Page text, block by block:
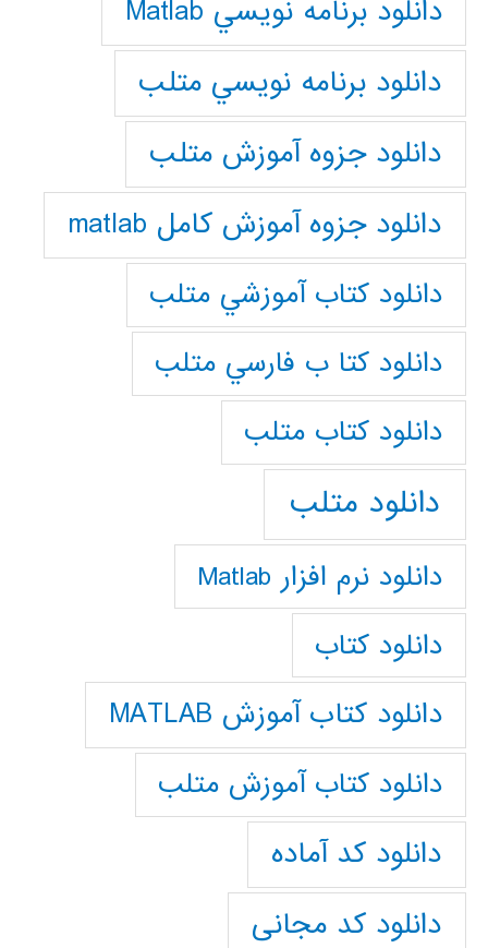
دانلود برنامه نويسي Matlab
دانلود برنامه نويسي متلب
دانلود جزوه آموزش متلب
دانلود جزوه آموزش کامل matlab
دانلود كتاب آموزشي متلب
دانلود كتا ب فارسي متلب
دانلود كتاب متلب
دانلود متلب
دانلود نرم افزار Matlab
دانلود کتاب
دانلود کتاب آموزش MATLAB
دانلود کتاب آموزش متلب
دانلود کد آماده
دانلود کد مجانی